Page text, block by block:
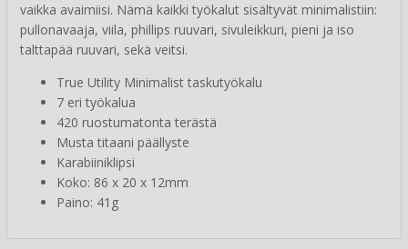
vaikka avaimiisi. Nämä kaikki työkalut sisältyvät minimalistiin:
pullonavaaja, viila, phillips ruuvari, sivuleikkuri, pieni ja iso
talttapää ruuvari, sekä veitsi.
True Utility Minimalist taskutyökalu
7 eri työkalua
420 ruostumatonta terästä
Musta titaani päällyste
Karabiiniklipsi
Koko: 86 x 20 x 12mm
Paino: 41g